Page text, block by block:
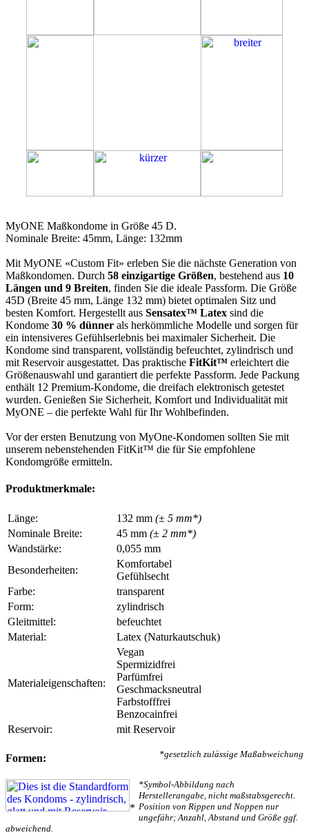
MyONE Maßkondome in Größe 45 D.
Nominale Breite: 45mm, Länge: 132mm
Mit MyONE «Custom Fit» erleben Sie die nächste Generation von
Maßkondomen. Durch 58 einzigartige Größen, bestehend aus 10
Längen und 9 Breiten, finden Sie die ideale Passform. Die Größe
45D (Breite 45 mm, Länge 132 mm) bietet optimalen Sitz und
besten Komfort. Hergestellt aus Sensatex™ Latex sind die
Kondome 30 % dünner als herkömmliche Modelle und sorgen für
ein intensiveres Gefühlserlebnis bei maximaler Sicherheit. Die
Kondome sind transparent, vollständig befeuchtet, zylindrisch und
mit Reservoir ausgestattet. Das praktische FitKit™ erleichtert die
Größenauswahl und garantiert die perfekte Passform. Jede Packung
enthält 12 Premium-Kondome, die dreifach elektronisch getestet
wurden. Genießen Sie Sicherheit, Komfort und Individualität mit
MyONE – die perfekte Wahl für Ihr Wohlbefinden.
Vor der ersten Benutzung von MyOne-Kondomen sollten Sie mit
unserem nebenstehenden FitKit™ die für Sie empfohlene
Kondomgröße ermitteln.
Produktmerkmale:
Länge: 132 mm (± 5 mm*)
Nominale Breite:
45 mm (± 2 mm*)
Wandstärke:
0,055 mm
Besonderheiten:
Komfortabel
Gefühlsecht
Farbe:
transparent
Form:
zylindrisch
Gleitmittel:
befeuchtet
Material:
Latex (Naturkautschuk)
Materialeigenschaften:
Vegan
Spermizidfrei
Parfümfrei
Geschmacksneutral
Farbstofffrei
Benzocainfrei
Reservoir:
mit Reservoir
*gesetzlich zulässige Maßabweichung
Formen:
*
*Symbol-Abbildung nach
Herstellerangabe, nicht maßstabsgerecht.
Position von Rippen und Noppen nur
ungefähr; Anzahl, Abstand und Größe ggf.
abweichend.